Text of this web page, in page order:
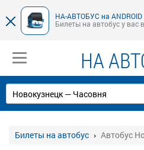
НА-АВТОБУС на ANDROID
Билеты на автобус у вас
НА
Билеты на автобус Автобус